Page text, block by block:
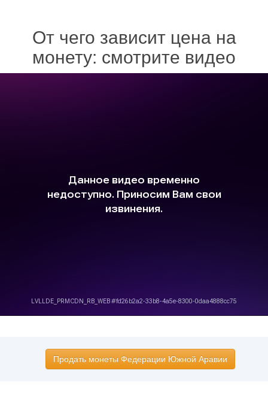
От чего зависит цена на
монету: смотрите видео
Продать монеты Федерации Южной Аравии